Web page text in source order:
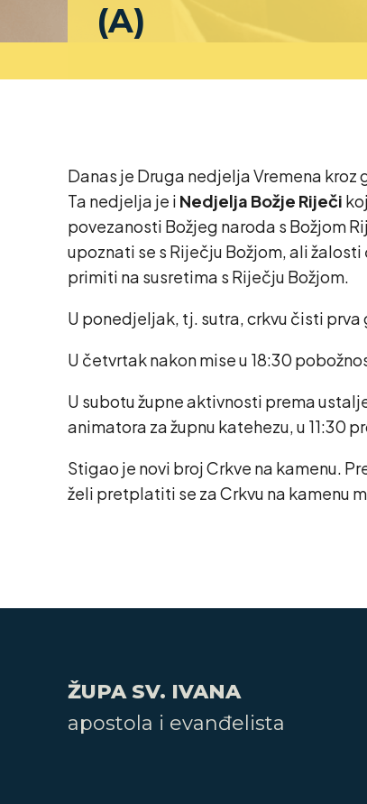
(A)
Danas je Druga nedjelja Vremena kroz
Ta nedjelja je i Nedjelja Božje Riječi
povezanosti Božjeg naroda s Božjom
upoznati se s Riječju Božjom, ali
primiti na susretima s Riječju Božjom.
U ponedjeljak, tj. sutra, crkvu čisti prva
U četvrtak nakon mise u 18:30
U subotu župne aktivnosti prema
animatora za župnu katehezu, u 11:30
Stigao je novi broj Crkve na kamenu.
želi pretplatiti se za Crkvu na kamenu
ŽUPA SV. IVANA
apostola i evanđelista